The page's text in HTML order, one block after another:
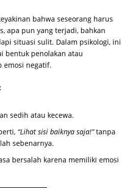
bahwa seseorang harus
apa pun yang terjadi, bahkan
situasi sulit. Dalam psikologi, ini
bentuk penolakan atau
emosi negatif.
sedih atau kecewa.
“Lihat sisi baiknya saja!”tanpa
sebenarnya.
bersalah karena memiliki emosi